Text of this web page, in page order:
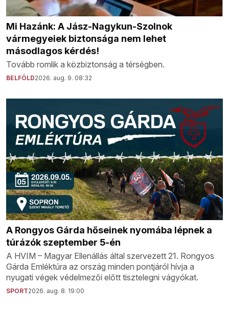
Mi Hazánk: A Jász-Nagykun-Szolnok
vármegyeiek biztonsága nem lehet
másodlagos kérdés!
Tovább romlik a közbiztonság a térségben.
BELFÖLD2026. aug. 9. 08:32
A Rongyos Gárda hőseinek nyomába lépnek a
túrázók szeptember 5-én
A HVIM – Magyar Ellenállás által szervezett 21. Rongyos
Gárda Emléktúra az ország minden pontjáról hívja a
nyugati végek védelmezői előtt tisztelegni vágyókat.
SPORT2026. aug. 8. 19:00